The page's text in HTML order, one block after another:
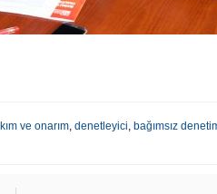
ve onarım, denetleyici, bağımsız